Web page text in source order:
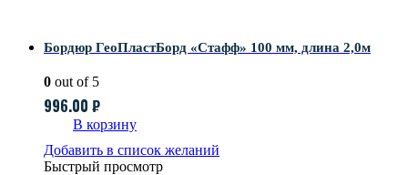
Бордюр ГеоПластБорд «Стафф» 100 мм, длина 2,0м
0 out of 5
996.00 ₽
В корзину
Добавить в список желаний
Быстрый просмотр